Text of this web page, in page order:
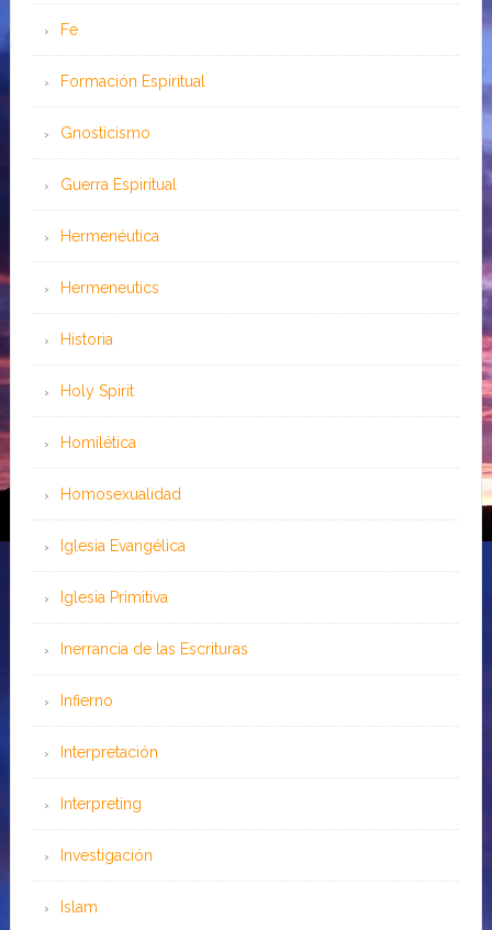
Fe
Formación Espiritual
Gnosticismo
Guerra Espiritual
Hermenéutica
Hermeneutics
Historia
Holy Spirit
Homilética
Homosexualidad
Iglesia Evangélica
Iglesia Primitiva
Inerrancia de las Escrituras
Infierno
Interpretación
Interpreting
Investigación
Islam